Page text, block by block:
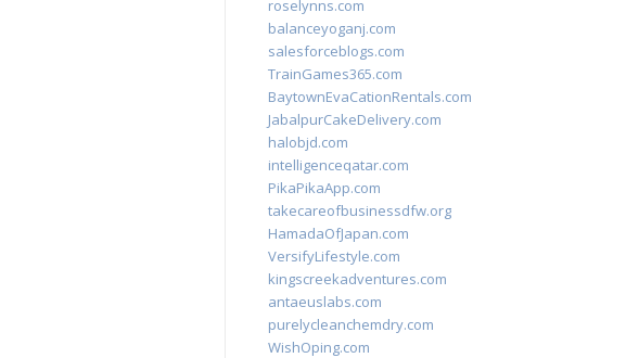
roselynns.com
balanceyoganj.com
salesforceblogs.com
TrainGames365.com
BaytownEvaCationRentals.com
JabalpurCakeDelivery.com
halobjd.com
intelligenceqatar.com
PikaPikaApp.com
takecareofbusinessdfw.org
HamadaOfJapan.com
VersifyLifestyle.com
kingscreekadventures.com
antaeuslabs.com
purelycleanchemdry.com
WishOping.com